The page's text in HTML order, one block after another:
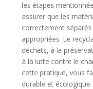
les étapes
assurer que les
correctement
appropriées. Le
déchets, à la
à la lutte contre le
cette pratique, vous
durable et écologique.